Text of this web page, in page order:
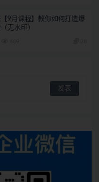
9月课程】教你如何打造爆
无水印）